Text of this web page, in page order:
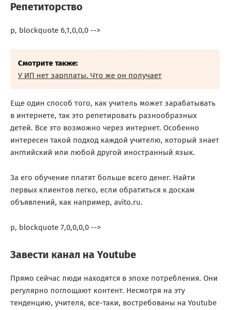
Репетиторство
p, blockquote 6,1,0,0,0 -->
Смотрите также:
У ИП нет зарплаты. Что же он получает
Еще один способ того, как учитель может зарабатывать
в интернете, так это репетировать разнообразных
детей. Все это возможно через интернет. Особенно
интересен такой подход каждой учителю, который знает
английский или любой другой иностранный язык.
За его обучение платят больше всего денег. Найти
первых клиентов легко, если обратиться к доскам
объявлений, как например, avito.ru.
p, blockquote 7,0,0,0,0 -->
Завести канал на Youtube
Прямо сейчас люди находятся в эпохе потребления. Они
регулярно поглощают контент. Несмотря на эту
тенденцию, учителя, все-таки, востребованы на Youtube